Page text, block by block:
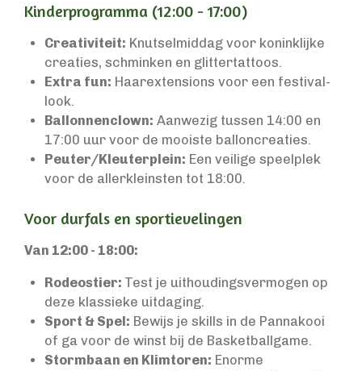
Kinderprogramma (12:00 - 17:00)
Creativiteit: Knutselmiddag voor koninklijke
creaties, schminken en glittertattoos.
Extra fun: Haarextensions voor een festival-
look.
Ballonnenclown: Aanwezig tussen 14:00 en
17:00 uur voor de mooiste balloncreaties.
Peuter/Kleuterplein: Een veilige speelplek
voor de allerkleinsten tot 18:00.
Voor durfals en sportievelingen
Van 12:00 - 18:00:
Rodeostier: Test je uithoudingsvermogen op
deze klassieke uitdaging.
Sport & Spel: Bewijs je skills in de Pannakooi
of ga voor de winst bij de Basketballgame.
Stormbaan en Klimtoren: Enorme